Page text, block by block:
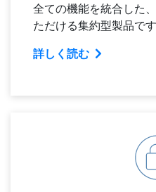
全ての機能を統合した
ただける集約型製品です
詳しく読む